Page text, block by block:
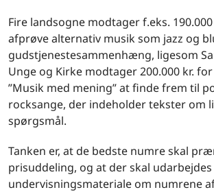
Fire landsogne modtager f.eks. 190.000
afprøve alternativ musik som jazz og
gudstjenestesammenhæng, ligesom
Unge og Kirke modtager 200.000 kr.
”Musik med mening” at finde frem til
rocksange, der indeholder tekster om
spørgsmål.
Tanken er, at de bedste numre skal
prisuddeling, og at der skal udarbejdes
undervisningsmateriale om numrene